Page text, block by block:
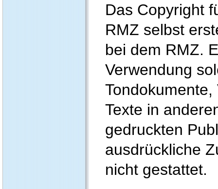
Das Copyright
RMZ selbst
bei dem RMZ.
Verwendung
Texte in
gedruckten
ausdrückliche
nicht gestattet.